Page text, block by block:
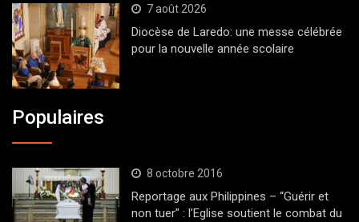
7 août 2026
Diocèse de Laredo: une messe célébrée
pour la nouvelle année scolaire
Populaires
8 octobre 2016
Reportage aux Philippines – “Guérir et
non tuer” : l’Eglise soutient le combat du